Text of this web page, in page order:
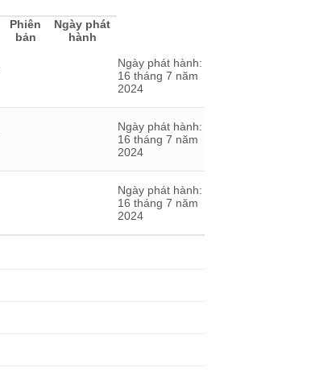
Phiên
bản
Ngày phát
hành
Ngày phát hành:
16 tháng 7 năm
2024
Ngày phát hành:
16 tháng 7 năm
2024
Ngày phát hành:
16 tháng 7 năm
2024